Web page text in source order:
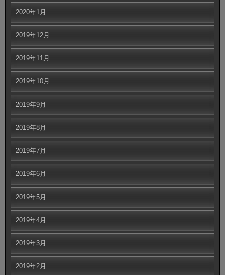
2020年1月
2019年12月
2019年11月
2019年10月
2019年9月
2019年8月
2019年7月
2019年6月
2019年5月
2019年4月
2019年3月
2019年2月